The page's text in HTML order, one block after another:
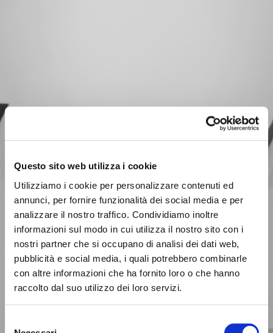
Questo sito web utilizza i cookie
Utilizziamo i cookie per personalizzare contenuti ed
annunci, per fornire funzionalità dei social media e per
analizzare il nostro traffico. Condividiamo inoltre
informazioni sul modo in cui utilizza il nostro sito con i
nostri partner che si occupano di analisi dei dati web,
pubblicità e social media, i quali potrebbero combinarle
con altre informazioni che ha fornito loro o che hanno
raccolto dal suo utilizzo dei loro servizi.
BUSINESS